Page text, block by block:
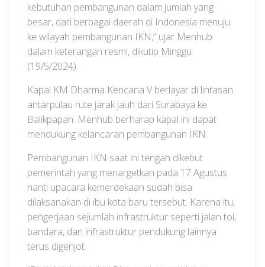
kebutuhan pembangunan dalam jumlah yang
besar, dari berbagai daerah di Indonesia menuju
ke wilayah pembangunan IKN,” ujar Menhub
dalam keterangan resmi, dikutip Minggu
(19/5/2024).
Kapal KM Dharma Kencana V berlayar di lintasan
antarpulau rute jarak jauh dari Surabaya ke
Balikpapan. Menhub berharap kapal ini dapat
mendukung kelancaran pembangunan IKN.
Pembangunan IKN saat ini tengah dikebut
pemerintah yang menargetkan pada 17 Agustus
nanti upacara kemerdekaan sudah bisa
dilaksanakan di ibu kota baru tersebut. Karena itu,
pengerjaan sejumlah infrastruktur seperti jalan tol,
bandara, dan infrastruktur pendukung lainnya
terus digenjot.